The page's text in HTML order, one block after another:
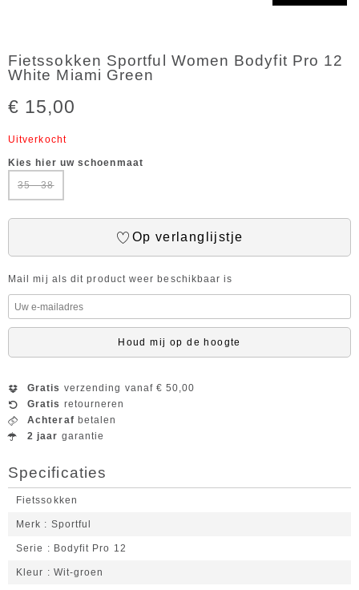
Fietssokken Sportful Women Bodyfit Pro 12
White Miami Green
€ 15,00
Uitverkocht
Kies hier uw schoenmaat
35 - 38
Op verlanglijstje
Mail mij als dit product weer beschikbaar is
Houd mij op de hoogte
Gratis verzending vanaf € 50,00
Gratis retourneren
Achteraf betalen
2 jaar garantie
Specificaties
Fietssokken
Merk Sportful
Serie Bodyfit Pro 12
Kleur Wit-groen